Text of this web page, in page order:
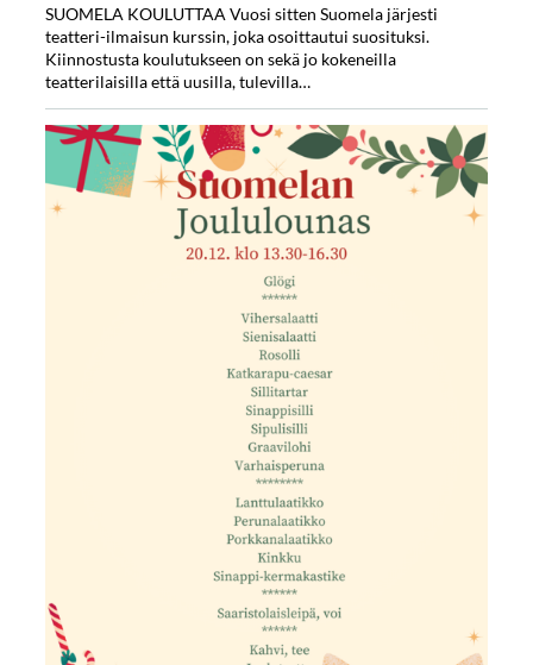
SUOMELA KOULUTTAA ⁠⁠⁠⁠⁠⁠⁠Vuosi sitten Suomela järjesti
teatteri-ilmaisun kurssin, joka osoittautui suosituksi.
Kiinnostusta koulutukseen on sekä jo kokeneilla
teatterilaisilla että uusilla, tulevilla…